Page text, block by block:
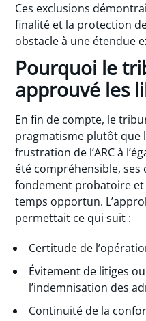
Ces exclusions
finalité et la protection
obstacle à une étendue
Pourquoi le
approuvé les
En fin de compte, le
pragmatisme plutôt que
frustration de l’ARC à
été compréhensible,
fondement probatoire et
temps opportun.
permettait ce qui suit :
Certitude de
Évitement de litiges
l’indemnisation des
Continuité de la